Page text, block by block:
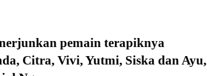
pemain terapiknya
Citra, Vivi, Yutmi, Siska dan Ayu,